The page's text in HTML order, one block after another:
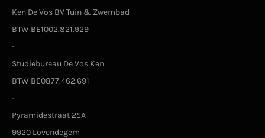
Ken De Vos BV Tuin & Zwembad
BTW BE1002.821.929
-
Studiebureau De Vos Ken
BTW BE0877.462.691
-
Pyramidestraat 25A
9920 Lovendegem